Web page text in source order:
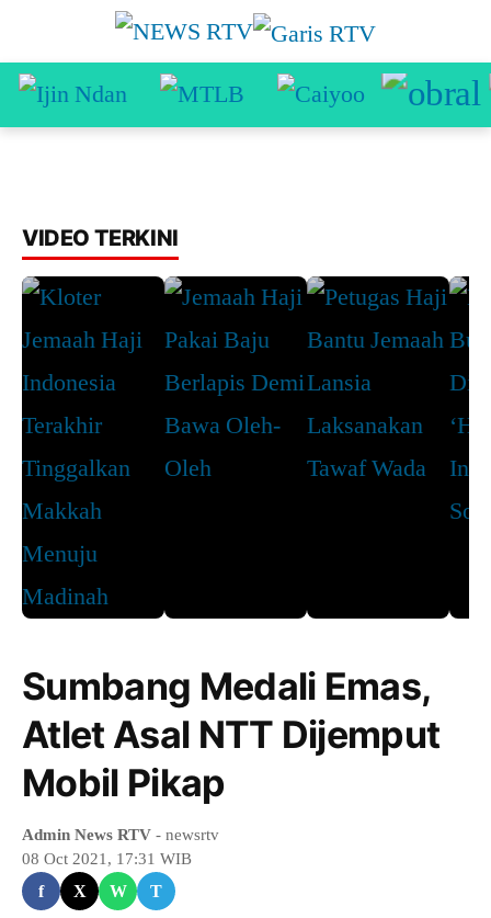
VIDEO TERKINI
Sumbang Medali Emas,
Atlet Asal NTT Dijemput
Mobil Pikap
Admin News RTV - newsrtv
08 Oct 2021, 17:31 WIB
f X W T